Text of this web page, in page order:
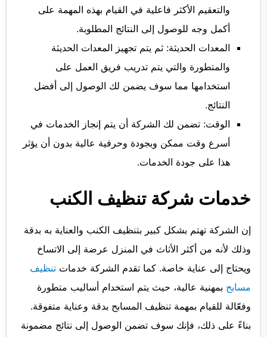
والتعقيم الأكثر فاعلية في القيام بهذه المهمة على
أكمل وجه للوصول إلى النتائج المطلوبة.
المعدات الحديثة: ثم يتم تجهيز المعدات الحديثة
والمتطورة والتي يتم تدريب فريق العمل على
استخدامها مما سوف يضمن لك الوصول إلى أفضل
النتائج.
الوقت: تضمن لك الشركة أن يتم إنجاز الخدمات في
أسرع وقت ممكن وبجودة وحرفية عالية بدون أن يؤثر
هذا على جودة الخدمات.
خدمات شركة تنظيف الكنب
إن الشركة تهتم بشكل كبير بتنظيف الكنب والعناية به بدقة
وذلك لأنه من أكثر الأثاث في المنزل عرضة إلى الاتساخ
ويحتاج إلى عناية خاصة. كما تقدم الشركة خدمات تنظيف
مسابح بمهنية عالية، حيث يتم استخدام أساليب متطورة
وفعّالة للقيام بمهمة تنظيف المسابح بدقة وعناية متفوقة.
بناءً على ذلك، فإنك سوف تضمن الوصول إلى نتائج مضمونة